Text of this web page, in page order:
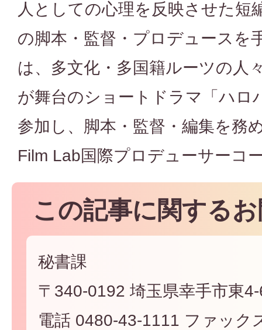
人としての心理を反映させた短
の脚本・監督・プロデュースを
は、多文化・多国籍ルーツの人
が舞台のショートドラマ「ハロ
参加し、脚本・監督・編集を務
Film Lab国際プロデューサーコ
この記事に関する
秘書課
〒340-0192 埼玉県幸手市東
電話 0480-43-1111 ファック